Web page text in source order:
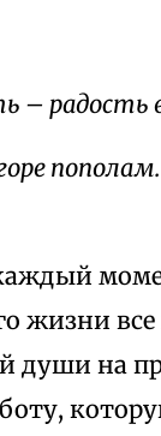
– радость
пополам.
жизни
души на